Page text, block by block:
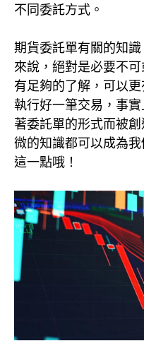
不同委託方式。
期貨委託單有關的知
來說，絕對是必要不
有足夠的了解，可以
執行好一筆交易，事
著委託單的形式而被
微的知識都可以成為
這一點哦！